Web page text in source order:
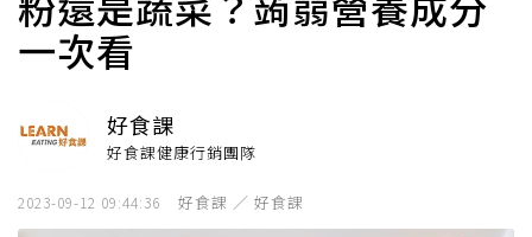
一次看
好食課
好食課健康行銷團隊
2023-09-12 09:44:36 好食課 ／ 好食課